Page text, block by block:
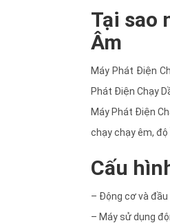
Tại sao
Âm
Máy Phát Điện
Phát Điện Chạy
Máy Phát Điện
chạy chạy êm,
Cấu
– Động cơ và
– Máy sử dụng